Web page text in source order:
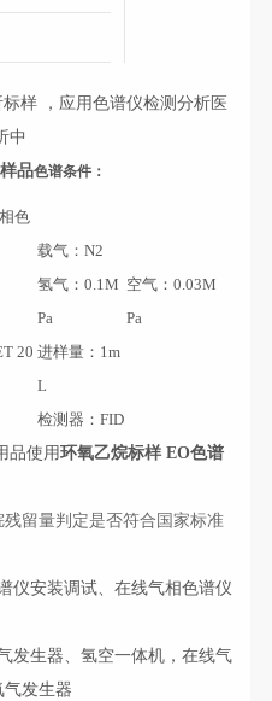
样 ，应用色谱仪检测分析医
中
品色谱条件：
色
载气：N2
氢气：0.1M
Pa
空气：0.03M
Pa
20 进样量：1m
L
检测器：FID
品使用环氧乙烷标样 EO色谱
留量判定是否符合国家标准
仪安装调试、在线气相色谱仪
发生器、氢空一体机，在线气
发生器